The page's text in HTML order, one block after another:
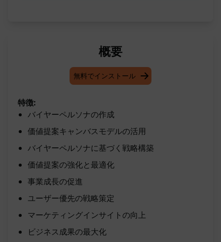
概要
無料でインストール
特徴:
バイヤーペルソナの作成
価値提案キャンバスモデルの活用
バイヤーペルソナに基づく戦略構築
価値提案の強化と最適化
事業成長の促進
ユーザー優先の戦略策定
マーケティングインサイトの向上
ビジネス成果の最大化